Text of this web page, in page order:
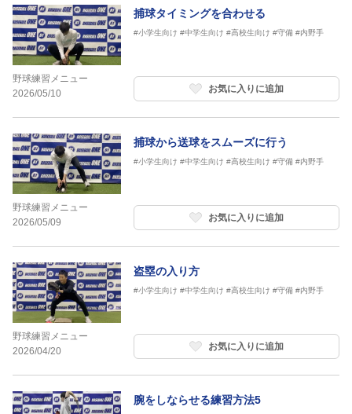
野球練習メニュー
2026/05/10
捕球タイミングを合わせる
#小学生向け #中学生向け #高校生向け #守備 #内野手
お気に入りに追加
野球練習メニュー
2026/05/09
捕球から送球をスムーズに行う
#小学生向け #中学生向け #高校生向け #守備 #内野手
お気に入りに追加
野球練習メニュー
2026/04/20
盗塁の入り方
#小学生向け #中学生向け #高校生向け #守備 #内野手
お気に入りに追加
腕をしならせる練習方法5